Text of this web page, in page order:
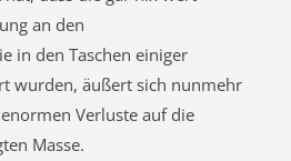
an den
in den Taschen einiger
wurden, äußert sich nunmehr
Verluste auf die
Masse.